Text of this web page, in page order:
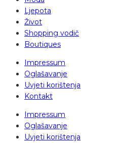
Ljepota
Život
Shopping vodič
Boutiques
Impressum
Oglašavanje
Uvjeti korištenja
Kontakt
Impressum
Oglašavanje
Uvjeti korištenja